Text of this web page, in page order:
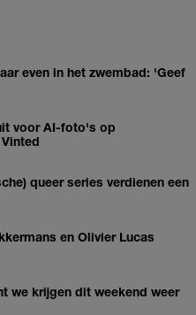
even in het zwembad: 'Geef
voor AI-foto's op
queer series verdienen een
en Olivier Lucas
we krijgen dit weekend weer